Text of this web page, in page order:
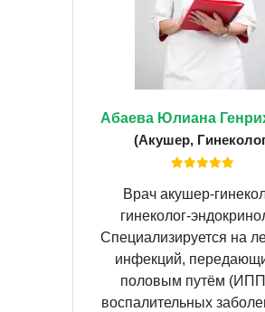
Абаева Юлиана
(Акушер,
Врач акушер-
гинеколог-
Специализируется на
инфекций,
половым путём
воспалительных